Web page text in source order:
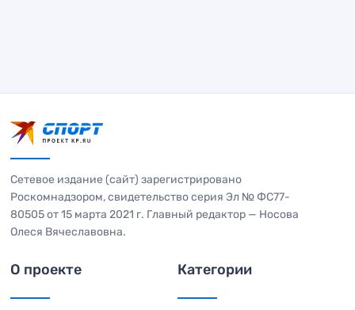
Сетевое издание (сайт) зарегистрировано
Роскомнадзором, свидетельство серия Эл № ФС77-
80505 от 15 марта 2021 г. Главный редактор — Носова
Олеся Вячеславовна.
О проекте Категории